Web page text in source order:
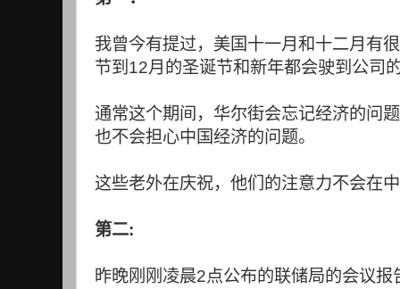
我曾今有提过，美国十一月和十二月有
节到 12月的圣诞节和新年都会驶到公司
通常这个期间，华尔街会忘记经济的问
也不会担心中国经济的问题。
这些老外在庆祝，他们的注意力不会在
第二:
昨晚刚刚凌晨2点公布的联储局的会议